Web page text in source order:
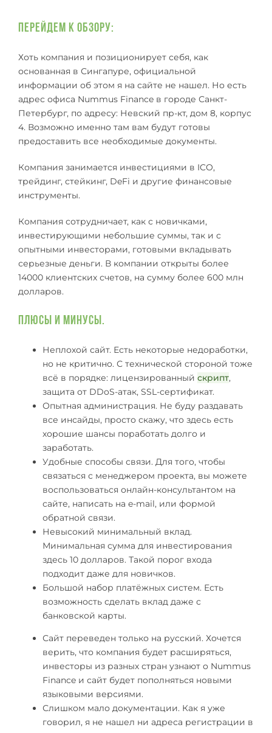
Перейдем к обзору:
Хоть компания и позиционирует себя, как
основанная в Сингапуре, официальной
информации об этом я на сайте не нашел. Но есть
адрес офиса Nummus Finance в городе Санкт-
Петербург, по адресу: Невский пр-кт, дом 8, корпус
4. Возможно именно там вам будут готовы
предоставить все необходимые документы.
Компания занимается инвестициями в ICO,
трейдинг, стейкинг, DeFi и другие финансовые
инструменты.
Компания сотрудничает, как с новичками,
инвестирующими небольшие суммы, так и с
опытными инвесторами, готовыми вкладывать
серьезные деньги. В компании открыты более
14000 клиентских счетов, на сумму более 600 млн
долларов.
Плюсы и минусы.
Неплохой сайт. Есть некоторые недоработки,
но не критично. С технической стороной тоже
всё в порядке: лицензированный скрипт,
защита от DDoS-атак, SSL-сертификат.
Опытная администрация. Не буду раздавать
все инсайды, просто скажу, что здесь есть
хорошие шансы поработать долго и
заработать.
Удобные способы связи. Для того, чтобы
связаться с менеджером проекта, вы можете
воспользоваться онлайн-консультантом на
сайте, написать на e-mail, или формой
обратной связи.
Невысокий минимальный вклад.
Минимальная сумма для инвестирования
здесь 10 долларов. Такой порог входа
подходит даже для новичков.
Большой набор платёжных систем. Есть
возможность сделать вклад даже с
банковской карты.
Сайт переведен только на русский. Хочется
верить, что компания будет расширяться,
инвесторы из разных стран узнают о Nummus
Finance и сайт будет пополняться новыми
языковыми версиями.
Слишком мало документации. Как я уже
говорил, я не нашел ни адреса регистрации в